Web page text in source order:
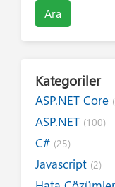
Ara
Kategoriler
ASP.NET Core
ASP.NET (100)
C# (25)
Javascript (2)